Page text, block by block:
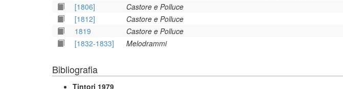
[1806]
Castore e Polluce
[1812]
Castore e Polluce
1819
Castore e Polluce
[1832-1833]
Melodrammi
Bibliografia
Tintori 1979